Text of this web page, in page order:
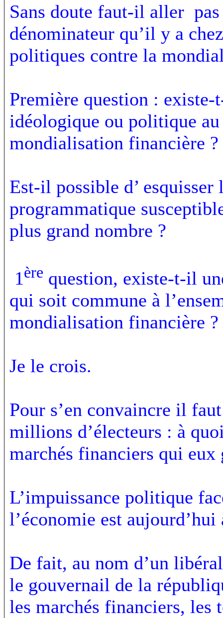
Sans doute faut-il aller
dénominateur qu’il y a
politiques contre la
Première question :
idéologique ou politique
mondialisation financière ?
Est-il possible d’
programmatique
plus grand nombre ?
1ère question, existe-t-il
qui soit commune à
mondialisation financière ?
Je le crois.
Pour s’en convaincre il
millions d’électeurs : à
marchés financiers qui
L’impuissance politique
l’économie est
De fait, au nom d’un
le gouvernail de la
les marchés financiers, les